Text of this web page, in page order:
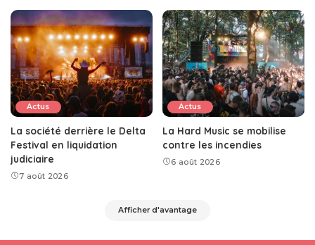
Actus
La société derrière le Delta
Festival en liquidation
judiciaire
7 août 2026
Actus
La Hard Music se mobilise
contre les incendies
6 août 2026
Afficher d'avantage